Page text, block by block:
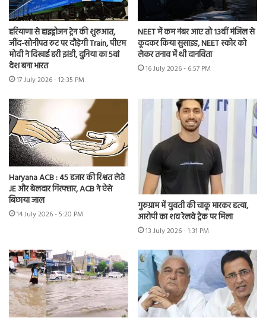
हरियाणा से हाइड्रोजन ट्रेन की शुरुआत,
जींद-सोनीपत रुट पर दौड़ेगी Train, पीएम
मोदी ने दिखाई हरी झंडी, दुनिया का 5वां
देश बना भारत
17 July 2026 - 12:35 PM
NEET में कम नंबर आए तो 13वीं मंजिल से
कूदकर किया सुसाइड, NEET स्कोर को
लेकर तनाव में थी दानविता
16 July 2026 - 6:57 PM
Haryana ACB : 45 हजार की रिश्वत लेते
JE और बेलदार गिरफ्तार, ACB ने ऐसे
बिछाया जाल
14 July 2026 - 5:20 PM
गुरुग्राम में युवती की चाकू मारकर हत्या,
आरोपी का शव रेलवे ट्रैक पर मिला
13 July 2026 - 1:31 PM